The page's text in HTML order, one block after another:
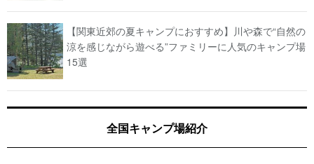
【関東近郊の夏キャンプにおすすめ】川や森で“自然の
涼を感じながら遊べる”ファミリーに人気のキャンプ場
15選
全国キャンプ場紹介